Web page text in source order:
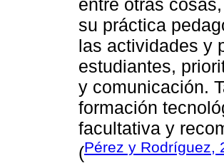
entre otras
su práctica
las actividades y
estudiantes,
y comunicación.
formación
facultativa y
(Pérez y Rodríguez,